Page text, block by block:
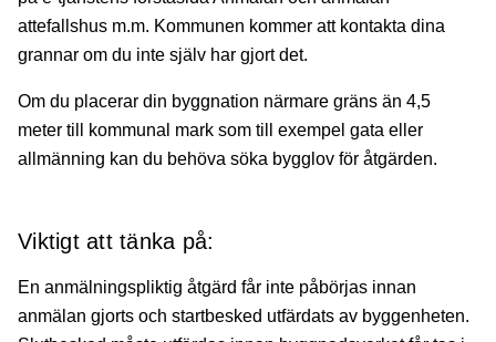
attefallshus m.m. Kommunen kommer att kontakta dina
grannar om du inte själv har gjort det.
Om du placerar din byggnation närmare gräns än 4,5
meter till kommunal mark som till exempel gata eller
allmänning kan du behöva söka bygglov för åtgärden.
Viktigt att tänka på:
En anmälningspliktig åtgärd får inte påbörjas innan
anmälan gjorts och startbesked utfärdats av byggenheten.